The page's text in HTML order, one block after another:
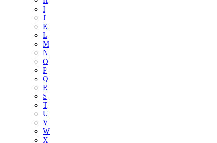
I
J
K
L
M
N
O
P
Q
R
S
T
U
V
W
X